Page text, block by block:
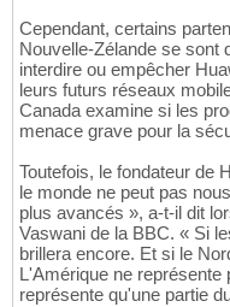
Cependant, certains
Nouvelle-Zélande se sont
interdire ou empêcher
leurs futurs réseaux
Canada examine si les
menace grave pour la
Toutefois, le fondateur de
le monde ne peut pas
plus avancés », a-t-il dit
Vaswani de la BBC. « Si
brillera encore. Et si le
L'Amérique ne
représente qu'une partie